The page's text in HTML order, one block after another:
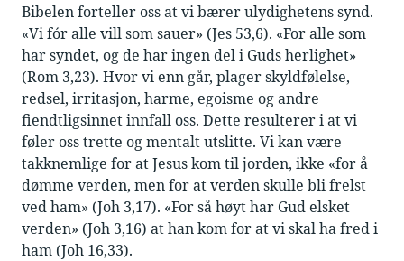
Bibelen forteller oss at vi bærer ulydighetens synd.
«Vi fór alle vill som sauer» (Jes 53,6). «For alle som
har syndet, og de har ingen del i Guds herlighet»
(Rom 3,23). Hvor vi enn går, plager skyldfølelse,
redsel, irritasjon, harme, egoisme og andre
fiendtligsinnet innfall oss. Dette resulterer i at vi
føler oss trette og mentalt utslitte. Vi kan være
takknemlige for at Jesus kom til jorden, ikke «for å
dømme verden, men for at verden skulle bli frelst
ved ham» (Joh 3,17). «For så høyt har Gud elsket
verden» (Joh 3,16) at han kom for at vi skal ha fred i
ham (Joh 16,33).